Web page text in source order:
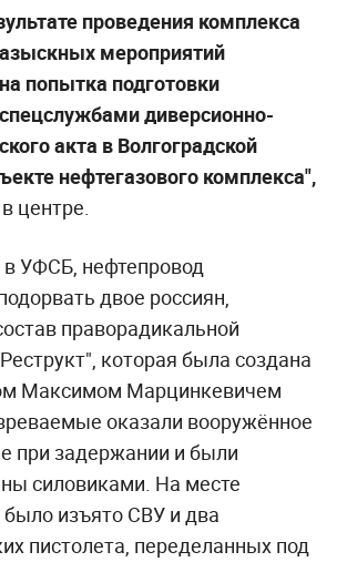
проведения комплекса
мероприятий
попытка подготовки
диверсионно-
акта в Волгоградской
нефтегазового комплекса",
центре.
УФСБ, нефтепровод
двое россиян,
праворадикальной
которая была создана
Максимом Марцинкевичем
оказали вооружённое
при задержании и были
силовиками. На месте
было изъято СВУ и два
пистолета, переделанных под